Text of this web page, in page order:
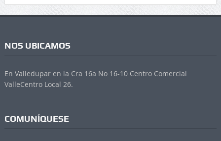
NOS UBICAMOS
En Valledupar en la Cra 16a No 16-10 Centro Comercial
ValleCentro Local 26.
COMUNÍQUESE